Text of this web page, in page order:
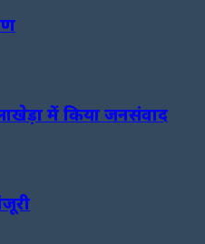
में किया जनसंवाद